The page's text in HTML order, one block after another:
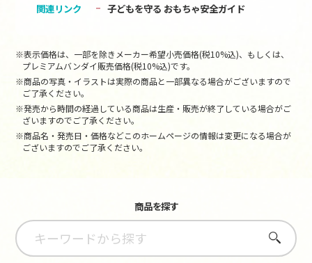
関連リンク 子どもを守る おもちゃ安全ガイド
※表示価格は、一部を除きメーカー希望小売価格(税10%込)、もしくは、
プレミアムバンダイ販売価格(税10%込)です。
※商品の写真・イラストは実際の商品と一部異なる場合がございますので
ご了承ください。
※発売から時間の経過している商品は生産・販売が終了している場合がご
ざいますのでご了承ください。
※商品名・発売日・価格などこのホームページの情報は変更になる場合が
ございますのでご了承ください。
商品を探す
さがす